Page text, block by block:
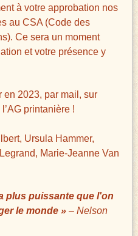
à votre approbation nos
au CSA (Code des
Ce sera un moment
et votre présence y
en 2023, par mail, sur
printanière !
Ursula Hammer,
Marie-Jeanne Van
plus puissante que l'on
le monde »– Nelson